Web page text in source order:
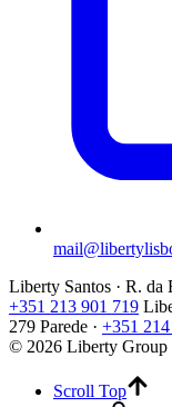
Liberty Santos · R. da
+351 213 901 719
279 Parede · +351
© 2026 Liberty Group
Scroll Top